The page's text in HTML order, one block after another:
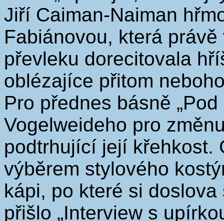
Jiří Caiman-Naiman
Fabiánovou, která
převleku dorecitovala
oblézajíce přitom
Pro přednes básně
Vogelweideho pro
podtrhující její křehkost.
výběrem stylového
kápi, po které si
přišlo „Interview s